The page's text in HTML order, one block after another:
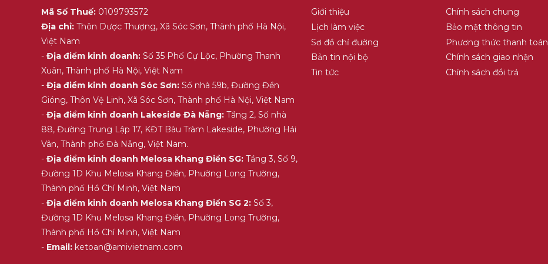
Mã Số Thuế: 0109793572
Địa chỉ: Thôn Dược Thượng, Xã Sóc Sơn, Thành phố Hà Nội,
Việt Nam
-Địa điểm kinh doanh: Số 35 Phố Cự Lộc, Phường Thanh
Xuân, Thành phố Hà Nội, Việt Nam
-Địa điểm kinh doanh Sóc Sơn: Số nhà 59b, Đường Đền
Gióng, Thôn Vệ Linh, Xã Sóc Sơn, Thành phố Hà Nội, Việt Nam
-Địa điểm kinh doanh Lakeside Đà Nẵng: Tầng 2, Số nhà
88, Đường Trung Lập 17, KĐT Bàu Tràm Lakeside, Phường Hải
Vân, Thành phố Đà Nẵng, Việt Nam.
-Địa điểm kinh doanh Melosa Khang Điền SG: Tầng 3, Số 9,
Đường 1D Khu Melosa Khang Điền, Phường Long Trường,
Thành phố Hồ Chí Minh, Việt Nam
-Địa điểm kinh doanh Melosa Khang Điền SG 2: Số 3,
Đường 1D Khu Melosa Khang Điền, Phường Long Trường,
Thành phố Hồ Chí Minh, Việt Nam
- Email: ketoan@amivietnam.com
Giới thiệu
Lịch làm việc
Sơ đồ chỉ đường
Bản tin nội bộ
Tin tức
Chính sách chung
Bảo mật thông tin
Phương thức thanh toán
Chính sách giao nhận
Chính sách đổi trả